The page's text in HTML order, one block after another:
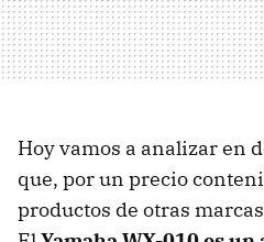
Hoy vamos a analizar en
que, por un precio
productos de otras